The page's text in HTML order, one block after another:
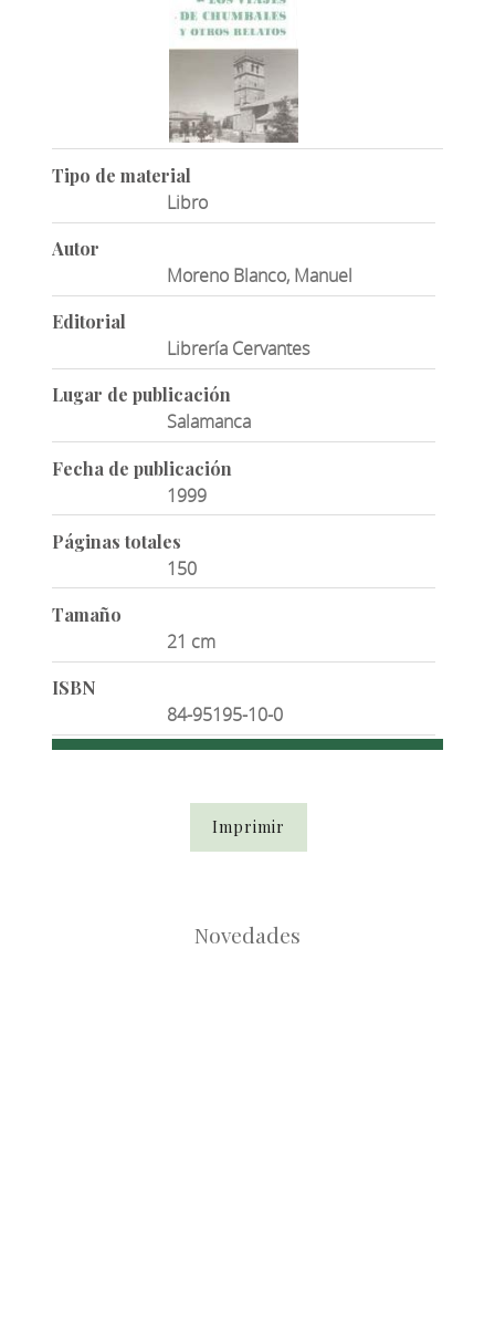
Tipo de material
Libro
Autor
Moreno Blanco, Manuel
Editorial
Librería Cervantes
Lugar de publicación
Salamanca
Fecha de publicación
1999
Páginas totales
150
Tamaño
21 cm
ISBN
84-95195-10-0
Imprimir
Novedades